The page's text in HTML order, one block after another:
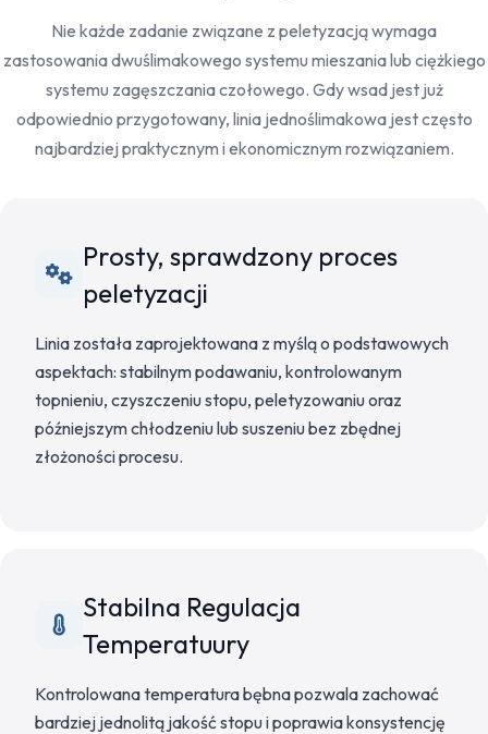
Nie każde zadanie związane z peletyzacją wymaga
zastosowania dwuślimakowego systemu mieszania lub ciężkiego
systemu zagęszczania czołowego. Gdy wsad jest już
odpowiednio przygotowany, linia jednoślimakowa jest często
najbardziej praktycznym i ekonomicznym rozwiązaniem.
Prosty, sprawdzony proces
peletyzacji
Linia została zaprojektowana z myślą o podstawowych
aspektach: stabilnym podawaniu, kontrolowanym
topnieniu, czyszczeniu stopu, peletyzowaniu oraz
późniejszym chłodzeniu lub suszeniu bez zbędnej
złożoności procesu.
Stabilna Regulacja
Temperatuury
Kontrolowana temperatura bębna pozwala zachować
bardziej jednolitą jakość stopu i poprawia konsystencję